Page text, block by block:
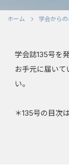
本学会につい
刊行物
お問合せ・リ
ホーム 学会から
学会誌135号を
お手元に届い
い。
＊135号の目次